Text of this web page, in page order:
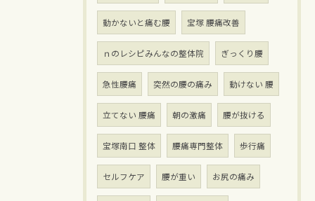
動かないと痛む腰 宝塚 腰痛改善
ｎのレシピみんなの整体院 ぎっくり腰
急性腰痛 突然の腰の痛み 動けない 腰
立てない 腰痛 朝の激痛 腰が抜ける
宝塚南口 整体 腰痛専門整体 歩行痛
セルフケア 腰が重い お尻の痛み